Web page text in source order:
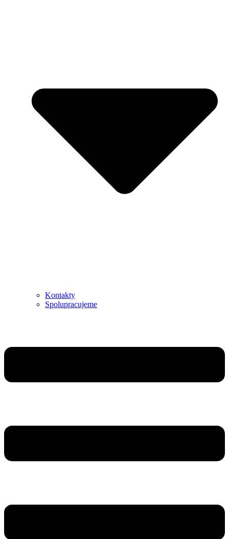
Kontakty
Spolupracujeme